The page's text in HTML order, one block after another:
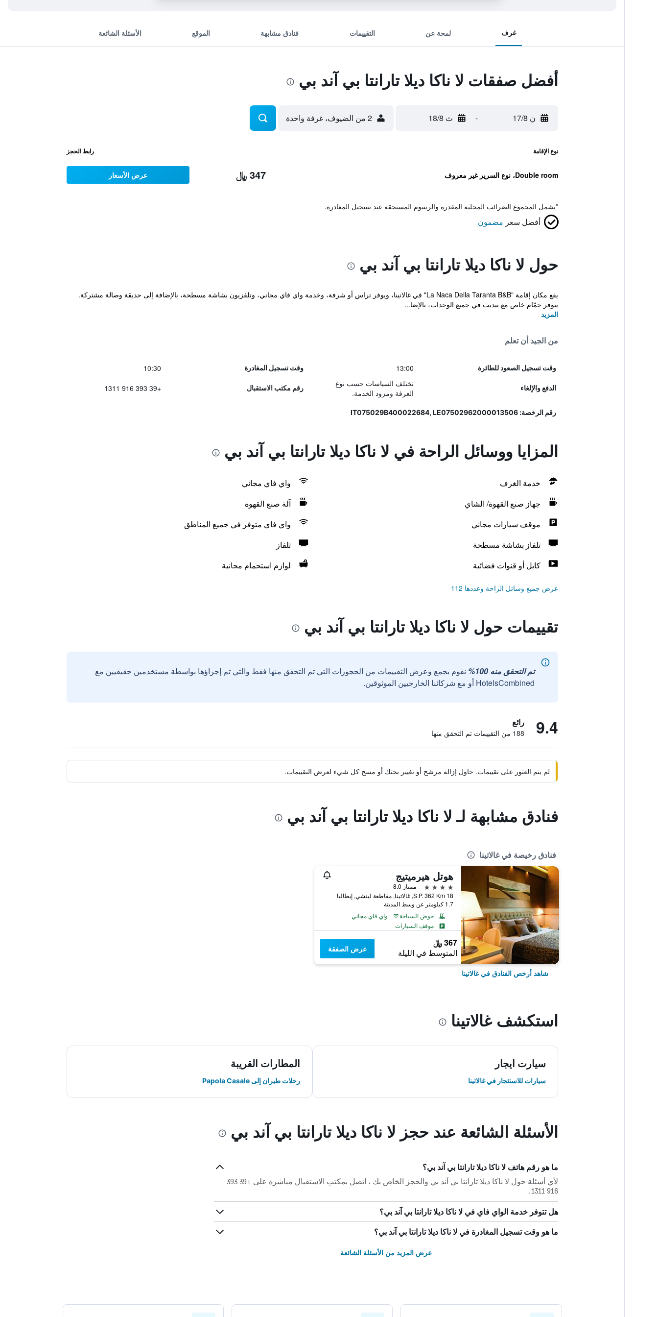
غرف لمحة عن التقييمات فنادق مشابهة الموقع الأسئلة الشائعة
أفضل صفقات لا ناكا ديلا تارانتا بي آند بي
ن 17/8 - ث 18/8 2 من الضيوف، غرفة واحدة
نوع الإقامة رابط الحجز
Double room، نوع السرير غير معروف 347 ﷼ عرض الأسعار
*يشمل المجموع الضرائب المحلية المقدرة والرسوم المستحقة عند تسجيل المغادرة.
أفضل سعر مضمون
حول لا ناكا ديلا تارانتا بي آند بي
يقع مكان إقامة "La Naca Della Taranta B&B" في غالاتينا، ويوفر تراس أو شرفة، وخدمة واي فاي مجاني، وتلفزيون بشاشة مسطحة، بالإضافة إلى حديقة وصالة مشتركة.
يتوفر حمّام خاص مع بيديت في جميع الوحدات، بالإضا...
المزيد
من الجيد أن تعلم
وقت تسجيل الصعود للطائرة 13:00 وقت تسجيل المغادرة 10:30
الدفع والإلغاء
تختلف السياسات حسب نوع
الغرفة ومزود الخدمة.
رقم مكتب الاستقبال +39 393 916 1311
رقم الرخصة: IT075029B400022684, LE07502962000013506
المزايا ووسائل الراحة في لا ناكا ديلا تارانتا بي آند بي
خدمة الغرف
واي فاي مجاني
جهاز صنع القهوة/ الشاي
آلة صنع القهوة
موقف سيارات مجاني
واي فاي متوفر في جميع المناطق
تلفاز بشاشة مسطحة
تلفاز
كابل أو قنوات فضائية
لوازم استحمام مجانية
عرض جميع وسائل الراحة وعددها 112
تقييمات حول لا ناكا ديلا تارانتا بي آند بي
تم التحقق منه 100%
نقوم بجمع وعرض التقييمات من الحجوزات التي تم التحقق منها فقط والتي تم إجراؤها بواسطة مستخدمين حقيقيين مع
HotelsCombined أو مع شركائنا الخارجيين الموثوقين.
9.4 رائع
188 من التقييمات تم التحقق منها
لم يتم العثور على تقييمات. حاول إزالة مرشح أو تغيير بحثك أو مسح كل شيء لعرض التقييمات.
فنادق مشابهة لـ لا ناكا ديلا تارانتا بي آند بي
فنادق رخيصة في غالاتينا
هوتل هيرميتيج
4 نجوم
ممتاز 8.0
S.P. 362 Km 18, غالاتينا, مقاطعة ليتشي, إيطاليا
1.7 كيلومتر عن وسط المدينة
حوض السباحة
واي فاي مجاني
موقف السيارات
367 ﷼
المتوسط في الليلة عرض الصفقة
شاهد أرخص الفنادق في غالاتينا
استكشف غالاتينا
سيارت ايجار
سيارات للاستئجار في غالاتينا
المطارات القريبة
رحلات طيران إلى Papola Casale
الأسئلة الشائعة عند حجز لا ناكا ديلا تارانتا بي آند بي
ما هو رقم هاتف لا ناكا ديلا تارانتا بي آند بي؟
لأي أسئلة حول لا ناكا ديلا تارانتا بي آند بي والحجز الخاص بك ، اتصل بمكتب الاستقبال مباشرة على +39 393
916 1311.
هل تتوفر خدمة الواي فاي في لا ناكا ديلا تارانتا بي آند بي؟
ما هو وقت تسجيل المغادرة في لا ناكا ديلا تارانتا بي آند بي؟
عرض المزيد من الأسئلة الشائعة